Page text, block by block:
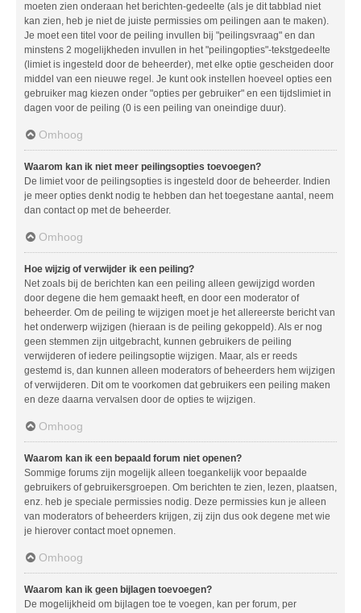
moeten zien onderaan het berichten-gedeelte (als je dit tabblad niet
kan zien, heb je niet de juiste permissies om peilingen aan te maken).
Je moet een titel voor de peiling invullen bij "peilingsvraag" en dan
minstens 2 mogelijkheden invullen in het "peilingopties"-tekstgedeelte
(limiet is ingesteld door de beheerder), met elke optie gescheiden door
middel van een nieuwe regel. Je kunt ook instellen hoeveel opties een
gebruiker mag kiezen onder "opties per gebruiker" en een tijdslimiet in
dagen voor de peiling (0 is een peiling van oneindige duur).
Omhoog
Waarom kan ik niet meer peilingsopties toevoegen?
De limiet voor de peilingsopties is ingesteld door de beheerder. Indien
je meer opties denkt nodig te hebben dan het toegestane aantal, neem
dan contact op met de beheerder.
Omhoog
Hoe wijzig of verwijder ik een peiling?
Net zoals bij de berichten kan een peiling alleen gewijzigd worden
door degene die hem gemaakt heeft, en door een moderator of
beheerder. Om de peiling te wijzigen moet je het allereerste bericht van
het onderwerp wijzigen (hieraan is de peiling gekoppeld). Als er nog
geen stemmen zijn uitgebracht, kunnen gebruikers de peiling
verwijderen of iedere peilingsoptie wijzigen. Maar, als er reeds
gestemd is, dan kunnen alleen moderators of beheerders hem wijzigen
of verwijderen. Dit om te voorkomen dat gebruikers een peiling maken
en deze daarna vervalsen door de opties te wijzigen.
Omhoog
Waarom kan ik een bepaald forum niet openen?
Sommige forums zijn mogelijk alleen toegankelijk voor bepaalde
gebruikers of gebruikersgroepen. Om berichten te zien, lezen, plaatsen,
enz. heb je speciale permissies nodig. Deze permissies kun je alleen
van moderators of beheerders krijgen, zij zijn dus ook degene met wie
je hierover contact moet opnemen.
Omhoog
Waarom kan ik geen bijlagen toevoegen?
De mogelijkheid om bijlagen toe te voegen, kan per forum, per